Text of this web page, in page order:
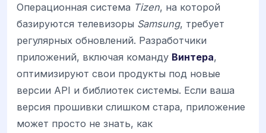
Операционная система Tizen, на которой
базируются телевизоры Samsung, требует
регулярных обновлений. Разработчики
приложений, включая команду Винтера,
оптимизируют свои продукты под новые
версии API и библиотек системы. Если ваша
версия прошивки слишком стара, приложение
может просто не знать, как